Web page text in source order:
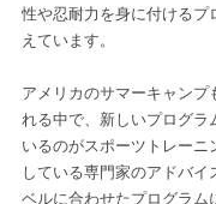
性や忍耐力を身に付けるプ
えています。
アメリカのサマーキャンプ
れる中で、新しいプログラ
いるのがスポーツトレー
している専門家のアドバ
ベルに合わせたプログラム